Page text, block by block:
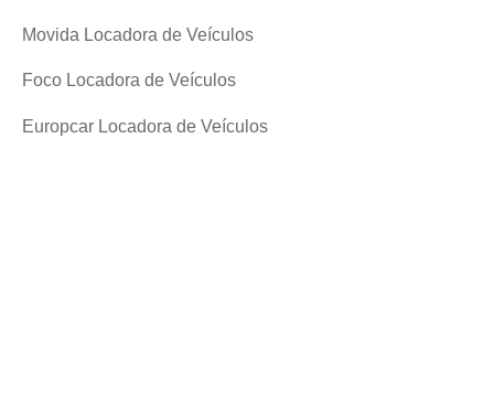
Movida Locadora de Veículos
Foco Locadora de Veículos
Europcar Locadora de Veículos